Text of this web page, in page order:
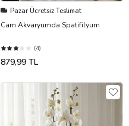
Pazar Ücretsiz Teslimat
Cam Akvaryumda Spatifilyum
(4)
879,99 TL